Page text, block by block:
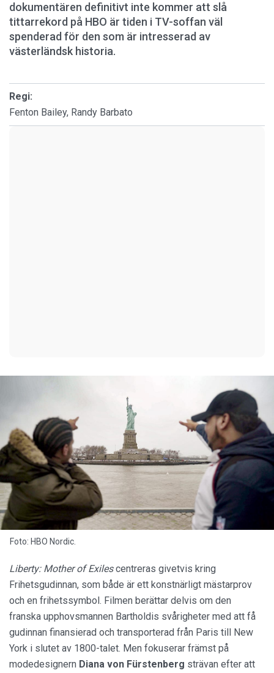
dokumentären definitivt inte kommer att slå
tittarrekord på HBO är tiden i TV-soffan väl
spenderad för den som är intresserad av
västerländsk historia.
Regi:
Fenton Bailey, Randy Barbato
Foto: HBO Nordic.
Liberty: Mother of Exilescentreras givetvis kring
Frihetsgudinnan, som både är ett konstnärligt mästarprov
och en frihetssymbol. Filmen berättar delvis om den
franska upphovsmannen Bartholdis svårigheter med att få
gudinnan finansierad och transporterad från Paris till New
York i slutet av 1800-talet. Men fokuserar främst på
modedesignern Diana von Fürstenberg strävan efter att